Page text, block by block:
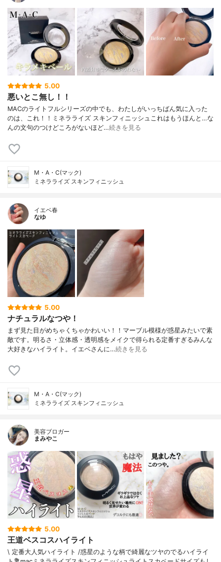
5.00
悪いとこ無し！！
MACのライトフルシリーズの中でも、わたしがいっちばん気に入った
のは、これ！！ミネラライズ スキンフィニッシュこれはもうほんと…な
んの文句のつけどころがないほど…続きを見る
M・A・C(マック)
ミネラライズ スキンフィニッシュ
イエベ春
なゆ
5.00
ナチュラルなつや！
まず見た目がめちゃくちゃかわいい！！マーブル模様が惑星みたいで素
敵です。明るさ・立体感・透明感をメイクで得られる定番すぎるみんな
大好きなハイライト。イエベさんに…続きを見る
M・A・C(マック)
ミネラライズ スキンフィニッシュ
美容ブロガー
まみやこ
5.00
王道ベスコスハイライト
\ 定番大人気ハイライト /⁡惑星のような柄で綺麗なツヤのでるハイライ